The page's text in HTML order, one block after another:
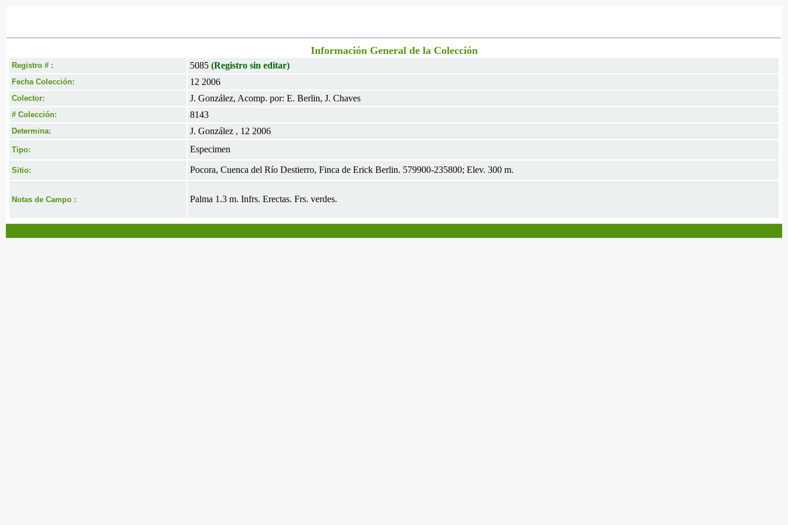
Información General de la Colección
Registro # : 5085 (Registro sin editar)
Fecha Colección: 12 2006
Colector: J. González, Acomp. por: E. Berlin, J. Chaves
# Colección: 8143
Determina: J. González , 12 2006
Tipo: Especimen
Sitio: Pocora, Cuenca del Río Destierro, Finca de Erick Berlin. 579900-235800; Elev. 300 m.
Notas de Campo : Palma 1.3 m. Infrs. Erectas. Frs. verdes.